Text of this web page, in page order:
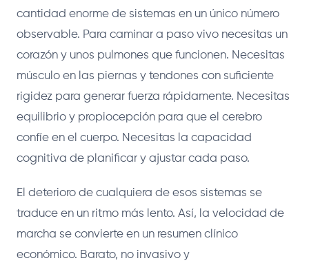
cantidad enorme de sistemas en un único número
observable. Para caminar a paso vivo necesitas un
corazón y unos pulmones que funcionen. Necesitas
músculo en las piernas y tendones con suficiente
rigidez para generar fuerza rápidamente. Necesitas
equilibrio y propiocepción para que el cerebro
confíe en el cuerpo. Necesitas la capacidad
cognitiva de planificar y ajustar cada paso.
El deterioro de cualquiera de esos sistemas se
traduce en un ritmo más lento. Así, la velocidad de
marcha se convierte en un resumen clínico
económico. Barato, no invasivo y